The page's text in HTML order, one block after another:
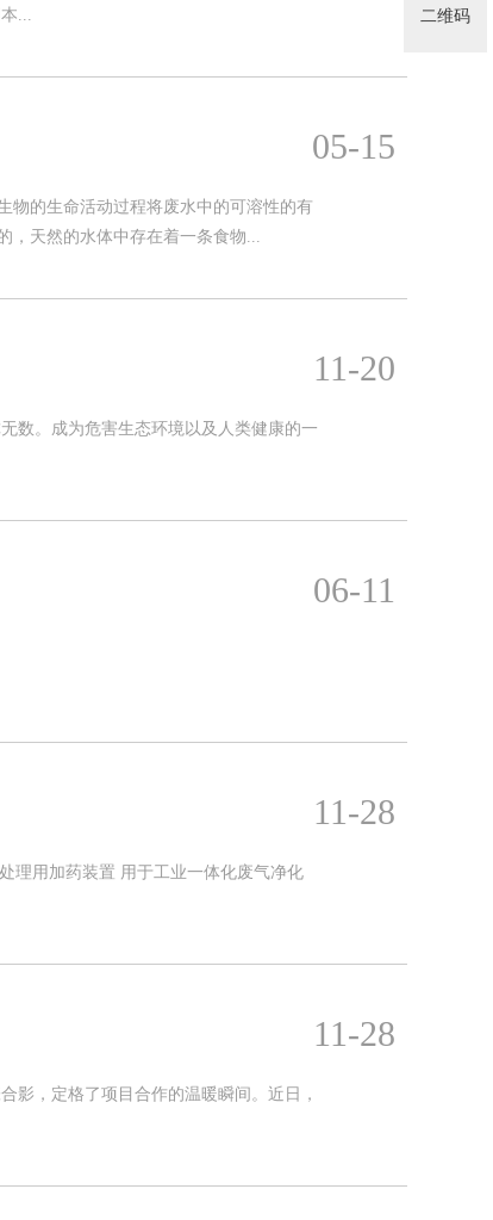
...
物的生命活动过程将废水中的可溶性的有
天然的水体中存在着一条食物...
05-15
数。成为危害生态环境以及人类健康的一
11-20
06-11
理用加药装置 用于工业一体化废气净化
11-28
影，定格了项目合作的温暖瞬间。近日，
11-28
二维码